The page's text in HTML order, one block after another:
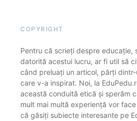
COPYRIGHT
Pentru că scrieți despre educație,
datorită acestui lucru, ar fi util să
când preluați un articol, părți
care v-a inspirat. Noi, la
această conduită etică și sperăm
mult mai multă experiență vor
că găsiți subiecte interesante pe